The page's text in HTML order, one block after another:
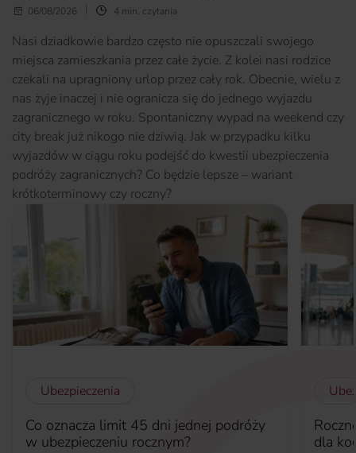
06/08/2026 4 min. czytania
Nasi dziadkowie bardzo często nie opuszczali swojego
miejsca zamieszkania przez całe życie. Z kolei nasi rodzice
czekali na upragniony urlop przez cały rok. Obecnie, wielu z
nas żyje inaczej i nie ogranicza się do jednego wyjazdu
zagranicznego w roku. Spontaniczny wypad na weekend czy
city break już nikogo nie dziwią. Jak w przypadku kilku
wyjazdów w ciągu roku podejść do kwestii ubezpieczenia
podróży zagranicznych? Co będzie lepsze – wariant
krótkoterminowy czy roczny?
Ubezpieczenia
Co oznacza limit 45 dni jednej podróży
w ubezpieczeniu rocznym?
dla